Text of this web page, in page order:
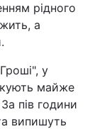
рідного
а
у
майже
пів години
випишуть